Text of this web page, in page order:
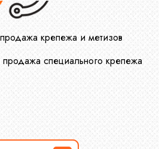
крепежа и метизов
продажа специального крепежа